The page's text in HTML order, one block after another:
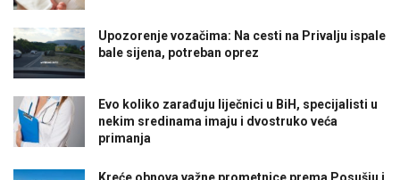
Upozorenje vozačima: Na cesti na Privalju ispale
bale sijena, potreban oprez
Evo koliko zarađuju liječnici u BiH, specijalisti u
nekim sredinama imaju i dvostruko veća
primanja
Kreće obnova važne prometnice prema Posušju i